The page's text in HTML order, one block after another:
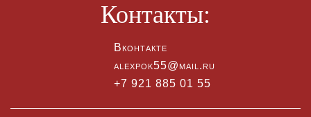
Контакты:
Вконтакте
alexpok55@mail.ru
+7 921 885 01 55